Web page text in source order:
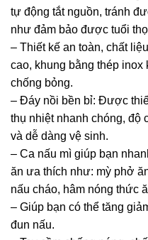
tự động tắt nguồn, tránh
như đảm bảo được tuổi
– Thiết kế an toàn, chất
cao, khung bằng thép
chống bỏng.
– Đáy nồi bền bỉ: Được
thụ nhiệt nhanh chóng, độ
và dễ dàng vệ sinh.
– Ca nấu mì giúp bạn
ăn ưa thích như: mỳ phở
nấu cháo, hâm nóng thức
– Giúp bạn có thể tăng
đun nấu.